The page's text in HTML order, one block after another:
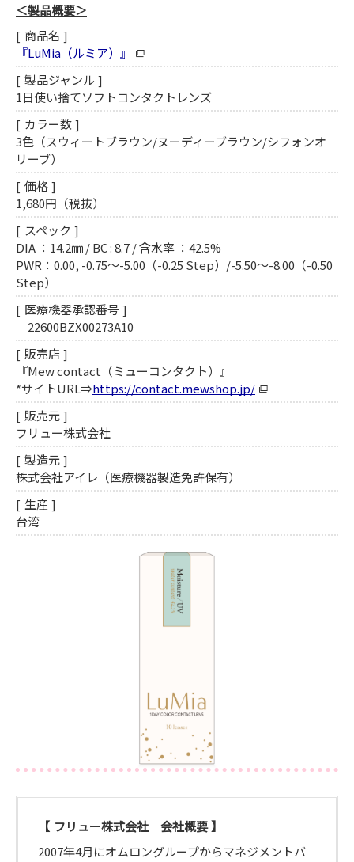
＜製品概要＞
商品名
『LuMia（ルミア）』
製品ジャンル
1日使い捨てソフトコンタクトレンズ
カラー数
3色（スウィートブラウン/ヌーディーブラウン/シフォンオ
リーブ）
価格
1,680円（税抜）
スペック
DIA ：14.2㎜ / BC : 8.7 / 含水率 ：42.5%
PWR：0.00, -0.75～-5.00（-0.25 Step）/-5.50～-8.00（-0.50
Step）
医療機器承認番号
22600BZX00273A10
販売店
『Mew contact（ミューコンタクト）』
*サイトURL⇒https://contact.mewshop.jp/
販売元
フリュー株式会社
製造元
株式会社アイレ（医療機器製造免許保有）
生産
台湾
フリュー株式会社 会社概要
2007年4月にオムロングループからマネジメントバ